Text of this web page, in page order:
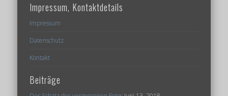
Impressum, Kontaktdetails
Impressum
Datenschutz
Kontakt
Beiträge